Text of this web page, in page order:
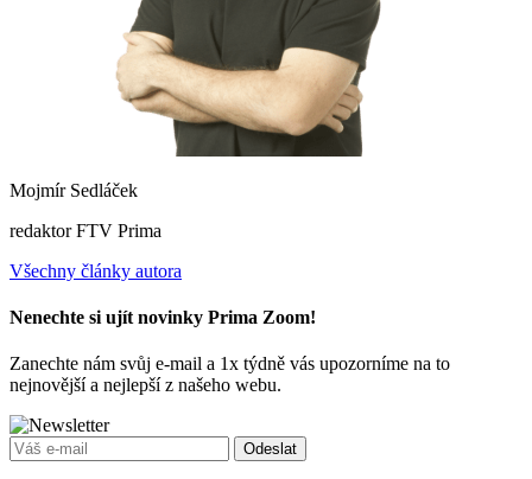
Mojmír Sedláček
redaktor FTV Prima
Všechny články autora
Nenechte si ujít novinky Prima Zoom!
Zanechte nám svůj e-mail a 1x týdně vás upozorníme na to
nejnovější a nejlepší z našeho webu.
Odeslat